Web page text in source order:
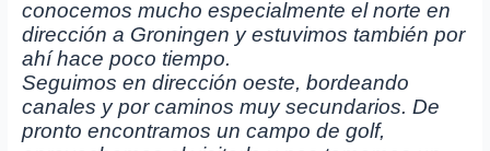
conocemos mucho especialmente el norte en
dirección a Groningen y estuvimos también por
ahí hace poco tiempo.
Seguimos en dirección oeste, bordeando
canales y por caminos muy secundarios. De
pronto encontramos un campo de golf,